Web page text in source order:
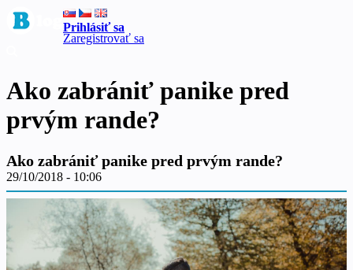
Prihlásiť sa
Zaregistrovať sa
Ako zabrániť panike pred
prvým rande?
Ako zabrániť panike pred prvým rande?
29/10/2018 - 10:06